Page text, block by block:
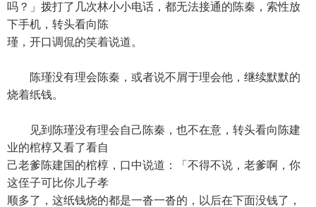
吗？」拨打了几次林小小电话，都无法接通的陈秦，索性放
下手机，转头看向陈
瑾，开口调侃的笑着说道。
陈瑾没有理会陈秦，或者说不屑于理会他，继续默默的
烧着纸钱。
见到陈瑾没有理会自己陈秦，也不在意，转头看向陈建
业的棺椁又看了看自
己老爹陈建国的棺椁，口中说道：「不得不说，老爹啊，你
这侄子可比你儿子孝
顺多了，这纸钱烧的都是一沓一沓的，以后在下面没钱了，